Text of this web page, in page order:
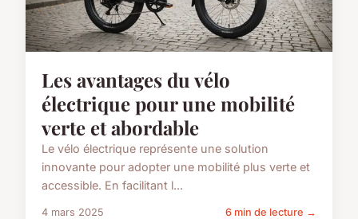
Les avantages du vélo
électrique pour une mobilité
verte et abordable
Le vélo électrique représente une solution
innovante pour adopter une mobilité plus verte et
accessible. En facilitant l...
4 mars 2025 6 min de lecture →